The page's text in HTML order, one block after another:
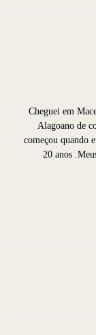
Cheguei em
Alagoano de
começou quando
20 anos